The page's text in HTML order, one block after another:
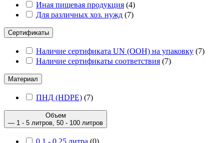
Иная пищевая продукция (4)
Для различных хоз. нужд (7)
Сертификаты
Наличие сертификата UN (ООН) на упаковку (7)
Наличие сертификаты соответствия (7)
Материал
ПНД (HDPE) (7)
Объем
— 1 - 5 литров, 50 - 100 литров